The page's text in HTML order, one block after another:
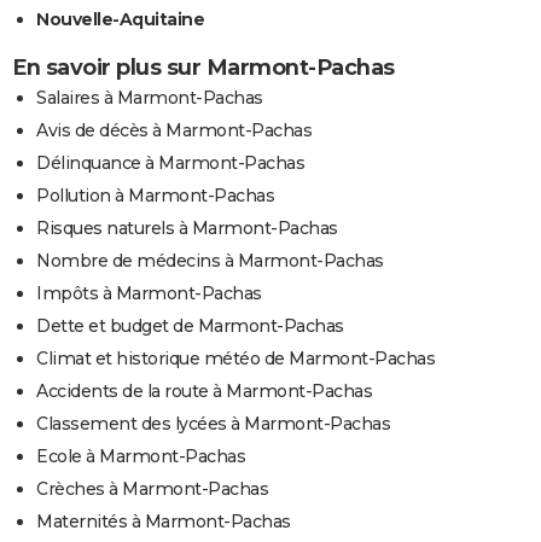
Nouvelle-Aquitaine
En savoir plus sur Marmont-Pachas
Salaires à Marmont-Pachas
Avis de décès à Marmont-Pachas
Délinquance à Marmont-Pachas
Pollution à Marmont-Pachas
Risques naturels à Marmont-Pachas
Nombre de médecins à Marmont-Pachas
Impôts à Marmont-Pachas
Dette et budget de Marmont-Pachas
Climat et historique météo de Marmont-Pachas
Accidents de la route à Marmont-Pachas
Classement des lycées à Marmont-Pachas
Ecole à Marmont-Pachas
Crèches à Marmont-Pachas
Maternités à Marmont-Pachas